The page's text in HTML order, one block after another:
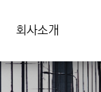
회사소개